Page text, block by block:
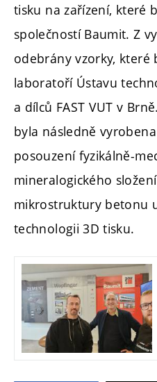
tisku na zařízení, které
společností Baumit. Z
odebrány vzorky, které
laboratoří Ústavu
a dílců FAST VUT v
byla následně
posouzení fyzikálně-
mineralogického
mikrostruktury betonu
technologii 3D tisku.